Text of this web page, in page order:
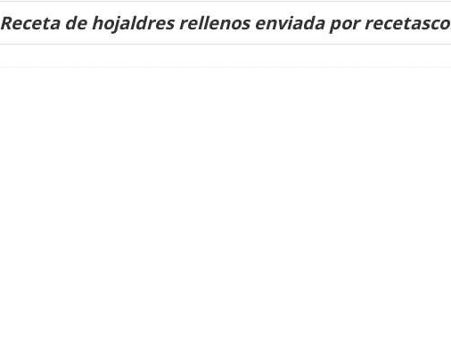
Receta de hojaldres rellenos enviada por